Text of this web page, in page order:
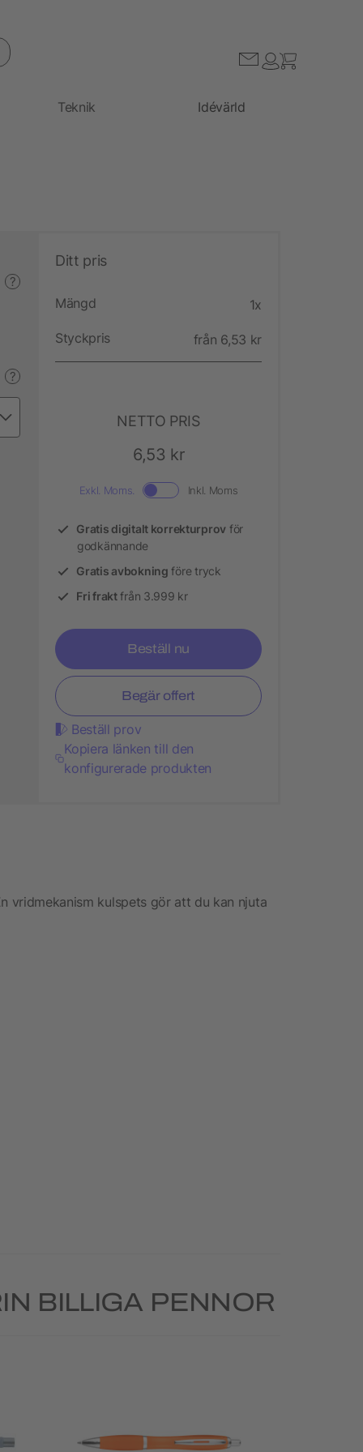
Teknik Idévärld
?
?
Ditt pris
Mängd 1x
Styckpris från 6,53 kr
NETTO PRIS
6,53 kr
Exkl. Moms. Inkl. Moms
Gratis digitalt korrekturprov för
godkännande
Gratis avbokning före tryck
Fri fraktfrån 3.999 kr
Beställ nu
Begär offert
Beställ prov
Kopiera länken till den
konfigurerade produkten
vridmekanism kulspets gör att du kan njuta
BILLIGA PENNOR